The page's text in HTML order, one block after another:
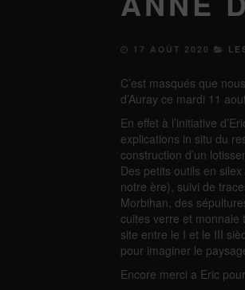
17 AOÛT 2020
C’est masqués que
d’Auray ce mardi 11
En effet à l’initiative
explications in situ du
construction d’un
Des petits outils en
notre ère), suivi de
Morbihan, des
cuites verre et monnaie
site entre le I et le III
pour imaginer le
Encore merci a Eric